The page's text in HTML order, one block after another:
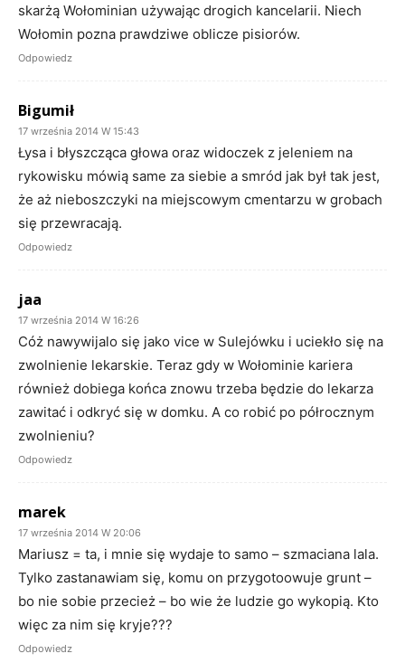
skarżą Wołominian używając drogich kancelarii. Niech
Wołomin pozna prawdziwe oblicze pisiorów.
Odpowiedz
Bigumił
17 września 2014 W 15:43
Łysa i błyszcząca głowa oraz widoczek z jeleniem na
rykowisku mówią same za siebie a smród jak był tak jest,
że aż nieboszczyki na miejscowym cmentarzu w grobach
się przewracają.
Odpowiedz
jaa
17 września 2014 W 16:26
Cóż nawywijalo się jako vice w Sulejówku i uciekło się na
zwolnienie lekarskie. Teraz gdy w Wołominie kariera
również dobiega końca znowu trzeba będzie do lekarza
zawitać i odkryć się w domku. A co robić po półrocznym
zwolnieniu?
Odpowiedz
marek
17 września 2014 W 20:06
Mariusz = ta, i mnie się wydaje to samo – szmaciana lala.
Tylko zastanawiam się, komu on przygotoowuje grunt –
bo nie sobie przecież – bo wie że ludzie go wykopią. Kto
więc za nim się kryje???
Odpowiedz